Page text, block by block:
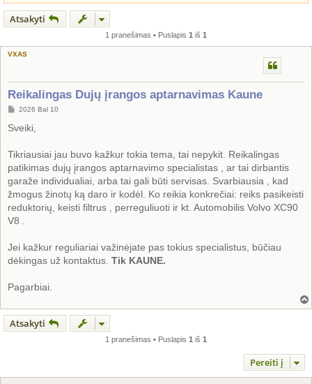
Atsakyti
1 pranešimas • Puslapis 1 iš 1
VXAS
Reikalingas Dujų įrangos aptarnavimas Kaune
S
a
n
a
r
t
n
ė
2026 Bal 10
Sveiki,
Tikriausiai jau buvo kažkur tokia tema, tai nepykit. Reikalingas
patikimas dujų įrangos aptarnavimo specialistas , ar tai dirbantis
garaže individualiai, arba tai gali būti servisas. Svarbiausia , kad
žmogus žinotų ką daro ir kodėl. Ko reikia konkrečiai: reiks pasikeisti
reduktorių, keisti filtrus , perreguliuoti ir kt. Automobilis Volvo XC90
V8 .
Jei kažkur reguliariai važinėjate pas tokius specialistus, būčiau
dėkingas už kontaktus. Tik KAUNE.
Pagarbiai.
Atsakyti
1 pranešimas • Puslapis 1 iš 1
Pereiti į